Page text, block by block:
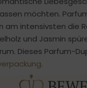
möchten.
am intensivsten die
und Jasmin
Dieses Parfum-
.